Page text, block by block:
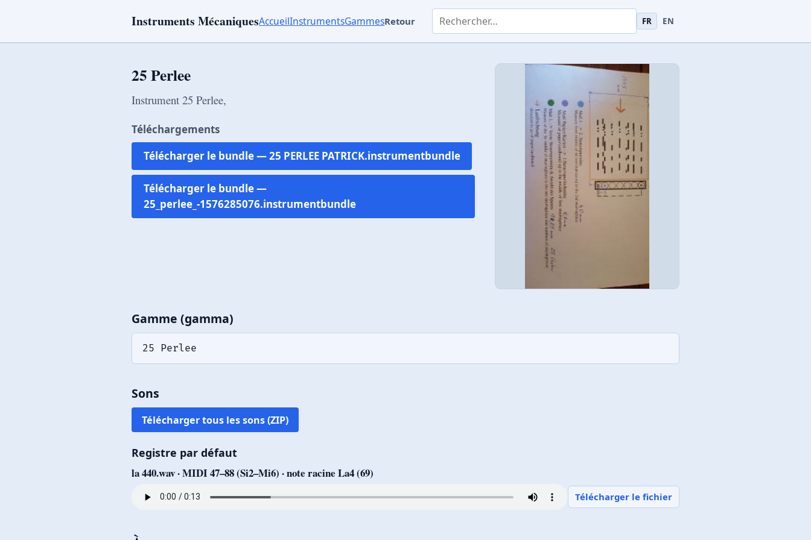
Instruments MécaniquesAccueilInstrumentsGammesRetour Rechercher dans les instruments FR EN
25 Perlee
Instrument 25 Perlee,
Téléchargements
Télécharger le bundle — 25 PERLEE PATRICK.instrumentbundle
Télécharger le bundle —
25_perlee_-1576285076.instrumentbundle
Gamme (gamma)
25 Perlee
Sons
Télécharger tous les sons (ZIP)
Registre par défaut
la 440.wav · MIDI 47–88 (Si2–Mi6) · note racine La4 (69)
Télécharger le fichier